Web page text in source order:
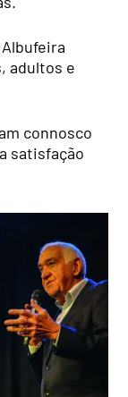
adultos e
connosco
satisfação